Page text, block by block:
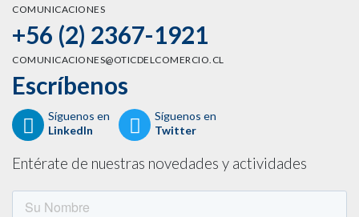
COMUNICACIONES
+56 (2) 2367-1921
COMUNICACIONES@OTICDELCOMERCIO.CL
Escríbenos
Síguenos en
LinkedIn
Síguenos en
Twitter
Entérate de nuestras novedades y actividades